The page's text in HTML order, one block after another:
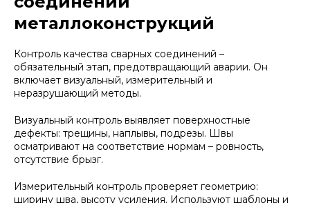
металлоконструкций
Контроль качества сварных соединений –
обязательный этап, предотвращающий аварии. Он
включает визуальный, измерительный и
неразрушающий методы.
Визуальный контроль выявляет поверхностные
дефекты: трещины, наплывы, подрезы. Швы
осматривают на соответствие нормам – ровность,
отсутствие брызг.
Измерительный контроль проверяет геометрию:
ширину шва, высоту усиления. Используют шаблоны и